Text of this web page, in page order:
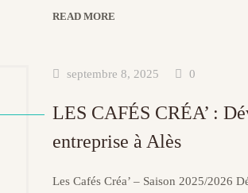
READ MORE
septembre 8, 2025 0
LES CAFÉS CRÉA’ :
entreprise à Alès
Les Cafés Créa’ – Saison 2025/2026